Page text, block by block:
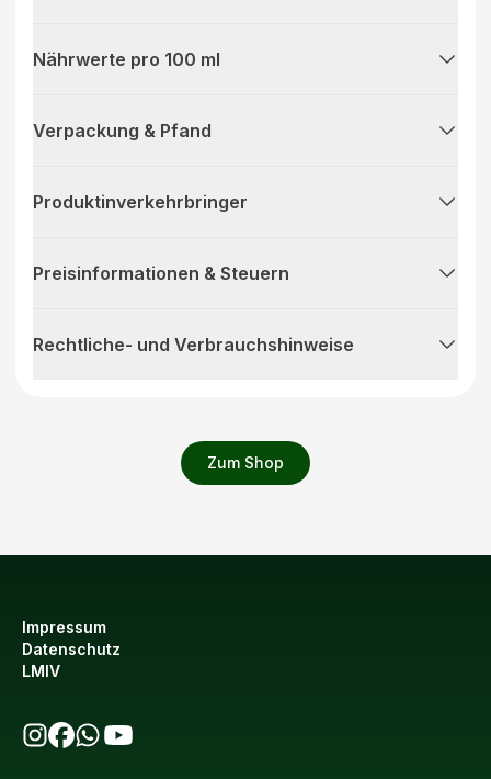
Zum Shop
Nährwerte pro 100 ml
Verpackung & Pfand
Produktinverkehrbringer
Preisinformationen & Steuern
Rechtliche- und Verbrauchshinweise
Impressum
Datenschutz
LMIV